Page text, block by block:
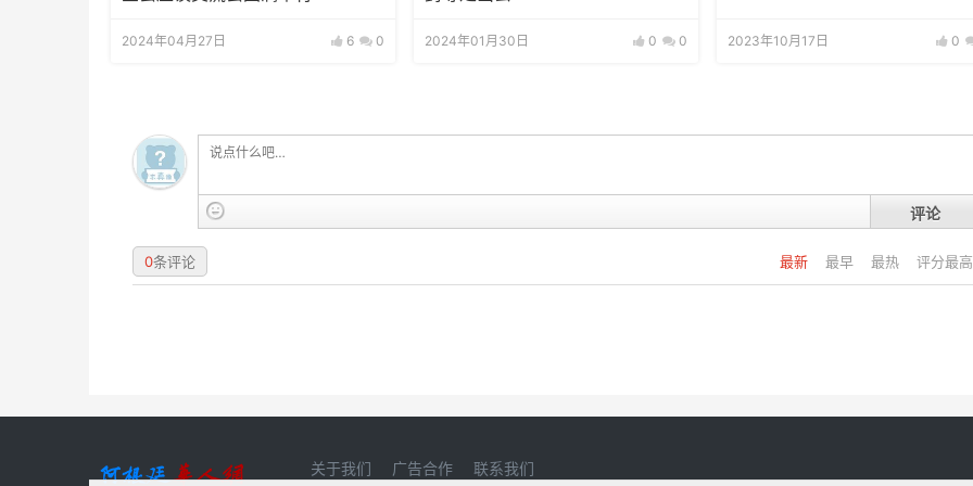
2024年04月27日 6 0 2024年01月30日 0 0 2023年10月17日 0
评论
最新 最早 最热 评分最高
0条评论
关于我们 广告合作 联系我们